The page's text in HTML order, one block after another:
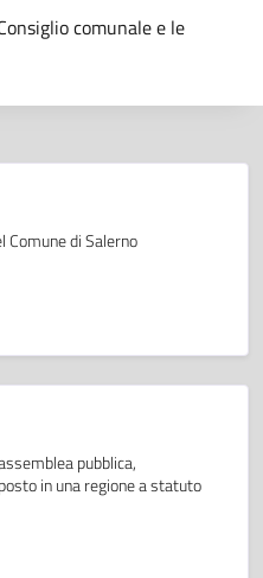
comunale e le
di Salerno
pubblica,
in una regione a statuto